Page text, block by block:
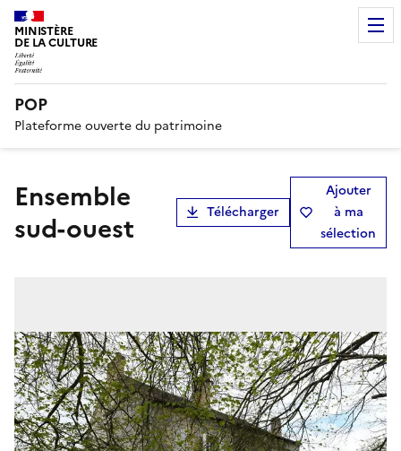
MINISTÈRE
DE LA CULTURE
POP
Plateforme ouverte du patrimoine
ensemble
sud-ouest
Télécharger
Ajouter
à ma
sélection